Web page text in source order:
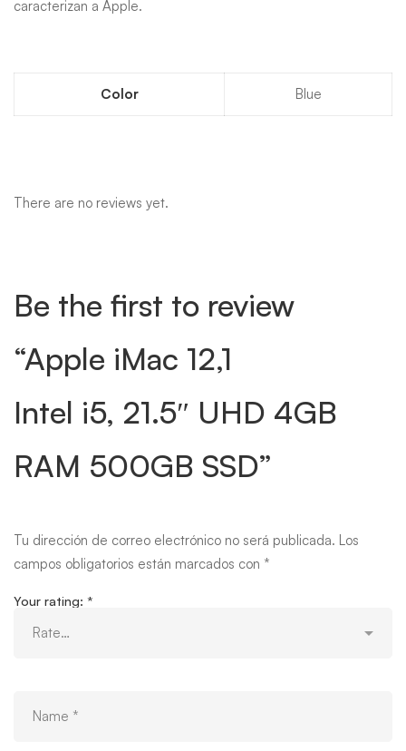
caracterizan a Apple.
Color Blue
There are no reviews yet.
Be the first to review
“Apple iMac 12,1
Intel i5, 21.5″ UHD 4GB
RAM 500GB SSD”
Tu dirección de correo electrónico no será publicada. Los
campos obligatorios están marcados con *
Your rating: *